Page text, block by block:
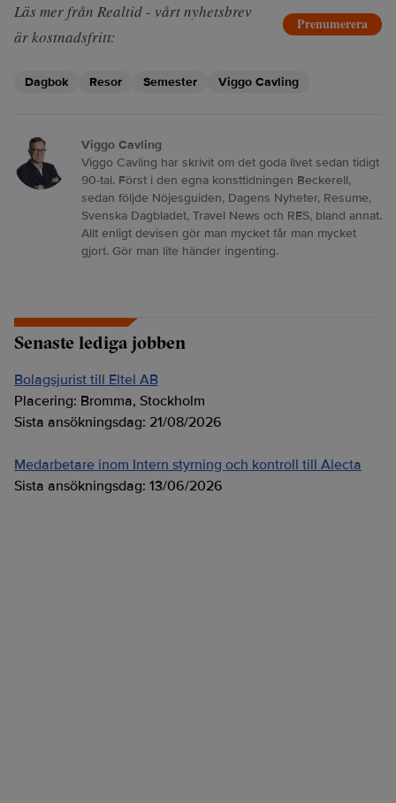
Läs mer från Realtid - vårt nyhetsbrev
är kostnadsfritt:
Prenumerera
Dagbok Resor Semester Viggo Cavling
Viggo Cavling
Viggo Cavling har skrivit om det goda livet sedan tidigt
90-tal. Först i den egna konsttidningen Beckerell,
sedan följde Nöjesguiden, Dagens Nyheter, Resume,
Svenska Dagbladet, Travel News och RES, bland annat.
Allt enligt devisen gör man mycket får man mycket
gjort. Gör man lite händer ingenting.
Senaste lediga jobben
Bolagsjurist till Eltel AB
Placering: Bromma, Stockholm
Sista ansökningsdag: 21/08/2026
Medarbetare inom Intern styrning och kontroll till Alecta
Sista ansökningsdag: 13/06/2026